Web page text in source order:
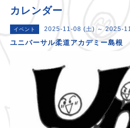
カレンダー
イベント 2025-11-08 (土) ～ 2025-
ユニバーサル柔道アカデミー島根